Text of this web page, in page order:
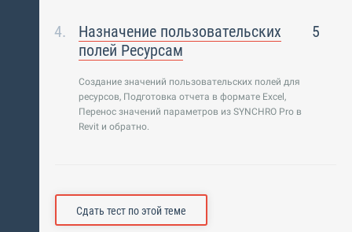
Назначение пользовательских
полей Ресурсам
5
Создание значений пользовательских полей для
ресурсов, Подготовка отчета в формате Excel,
Перенос значений параметров из SYNCHRO Pro в
Revit и обратно.
Сдать тест по этой теме